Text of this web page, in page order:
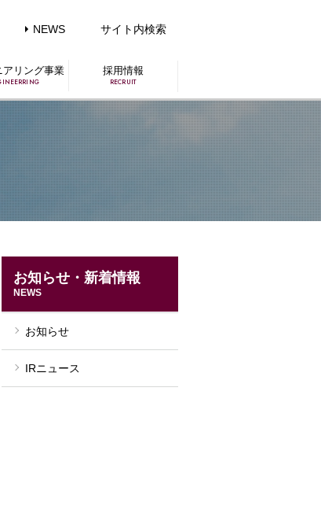
アリング事業 採用情報
RECRUIT
NEWS サイト内検索
お知らせ・新着情報
NEWS
お知らせ
IRニュース